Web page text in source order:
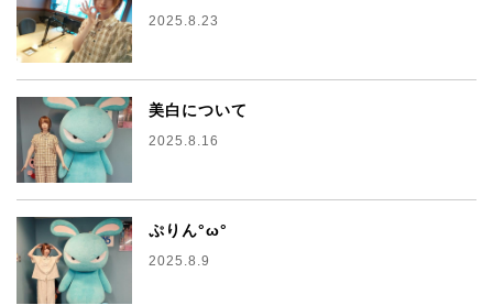
2025.8.23
美白について
2025.8.16
ぷりん°ω°
2025.8.9